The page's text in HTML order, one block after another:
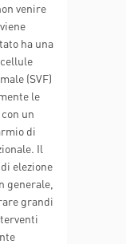
venire
ha una
(SVF)
le
un
di
Il
elezione
generale,
grandi